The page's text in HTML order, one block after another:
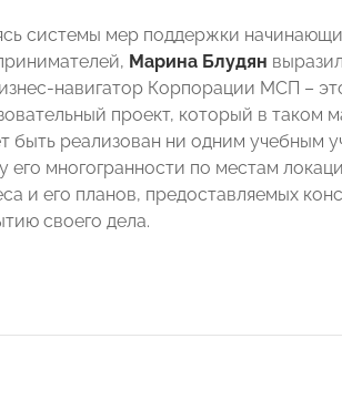
системы мер поддержки
Марина Блудян
навигатор Корпорации МСП –
проект, который в таком
быть реализован ни одним учебным
его многогранности по местам
и его планов, предоставляемых
своего дела.